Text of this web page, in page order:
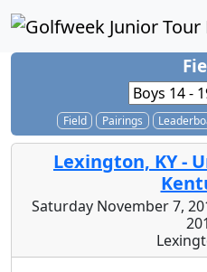
Field Pairings
Lexington, KY -
Saturday November 7,